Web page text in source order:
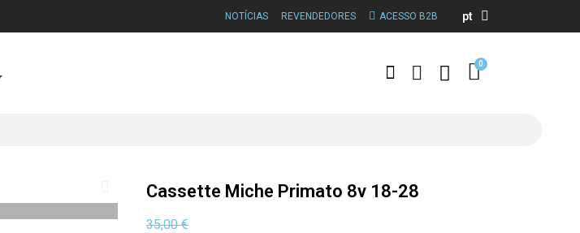
NOTÍCIAS REVENDEDORES ACESSO B2B pt
Cassette Miche Primato 8v 18-28
35,00 €